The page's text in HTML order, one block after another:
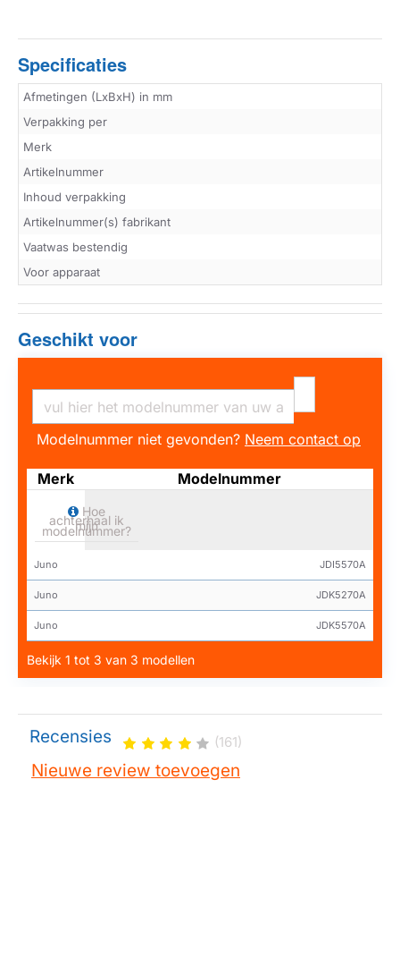
Specificaties
Afmetingen (LxBxH) in mm
Verpakking per
Merk
Artikelnummer
Inhoud verpakking
Artikelnummer(s) fabrikant
Vaatwas bestendig
Voor apparaat
Geschikt voor
Modelnummer niet gevonden? Neem contact op
Merk Modelnummer
Hoe
achterhaal ik
mijn
modelnummer?
Juno JDI5570A
Juno JDK5270A
Juno JDK5570A
Bekijk 1 tot 3 van 3 modellen
Recensies (161)
Nieuwe review toevoegen